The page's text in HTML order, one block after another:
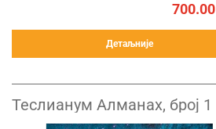
700.00
Детаљније
Теслианум Алманах, број 1